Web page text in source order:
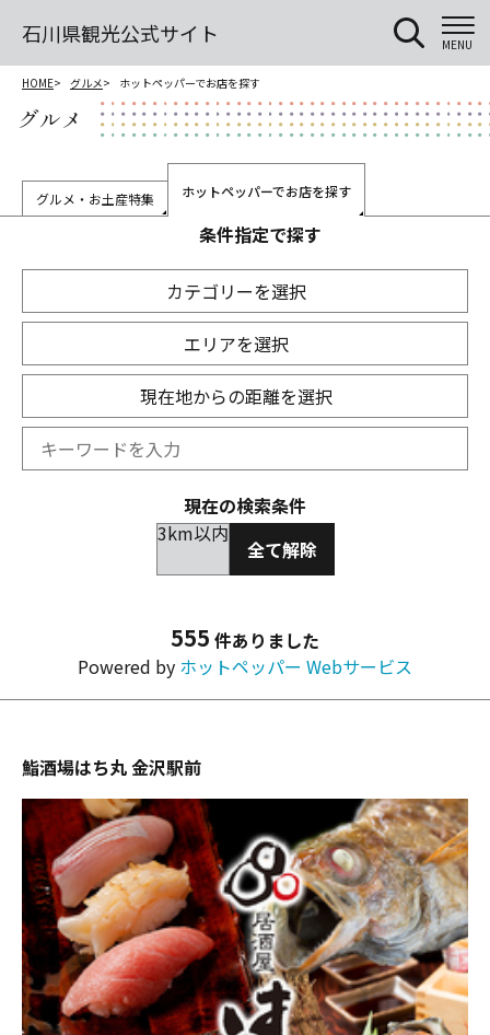
石川県観光公式サイト MENU
HOME グルメ ホットペッパーでお店を探す
グルメ
グルメ・お土産特集 ホットペッパーでお店を探す
条件指定で探す
カテゴリーを選択
エリアを選択
現在地からの距離を選択
現在の検索条件
3km以内
全て解除
555 件ありました
Powered by ホットペッパー Webサービス
鮨酒場はち丸 金沢駅前